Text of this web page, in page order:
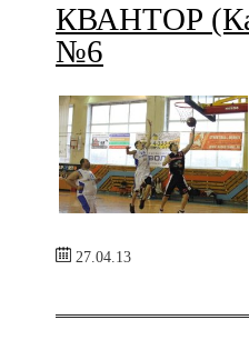
КВАНТОР
№6
27.04.13